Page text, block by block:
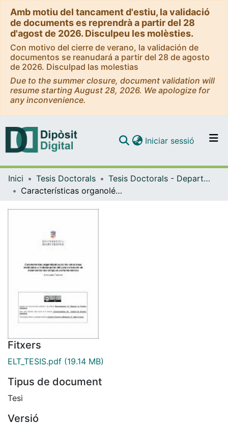
Amb motiu del tancament d'estiu, la validació
de documents es reprendrà a partir del 28
d'agost de 2026. Disculpeu les molèsties.
Con motivo del cierre de verano, la validación de
documentos se reanudará a partir del 28 de agosto
de 2026. Disculpad las molestias
Due to the summer closure, document validation will
resume starting August 28, 2026. We apologize for
any inconvenience.
Navega per tot el DD
Iniciar sessió (current)
Inici Tesis Doctorals
Tesis Doctorals - Departament - Ciències Fisiològiques Humanes i de la Nutrició
Características organolépticas de los vinos base destinados a la elaboración del cava en función de tratamientos tecnológicos prefermentativos
Fitxers
ELT_TESIS.pdf (19.14 MB)
Tipus de document
Tesi
Versió